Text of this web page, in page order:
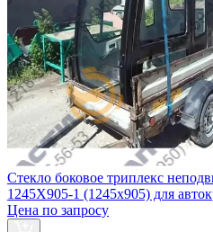
Стекло боковое триплекс
1245Х905-1 (1245х905) для
Цена по запросу